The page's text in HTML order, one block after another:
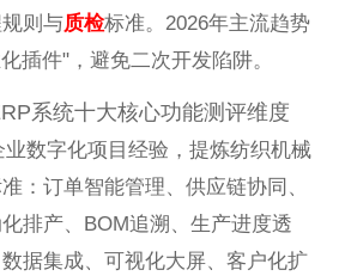
则与质检标准。2026年主流趋势
插件"，避免二次开发陷阱。
系统十大核心功能测评维度
数字化项目经验，提炼纺织机械
：订单智能管理、供应链协同、
排产、BOM追溯、生产进度透
据集成、可视化大屏、客户化扩